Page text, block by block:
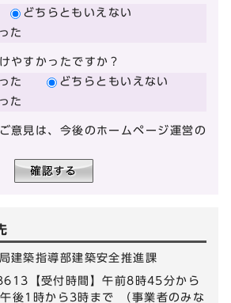
どちらともいえない
た
やすかったですか？
た
どちらともいえない
た
意見は、今後のホームページ運営の
建築指導部建築安全推進課
【受付時間】午前8時45分から
後1時から3時まで （事業者のみな